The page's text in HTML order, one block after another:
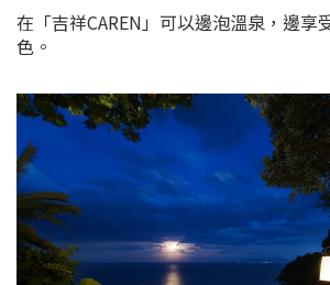
在「吉祥CAREN」可以邊泡溫泉，邊享
色。